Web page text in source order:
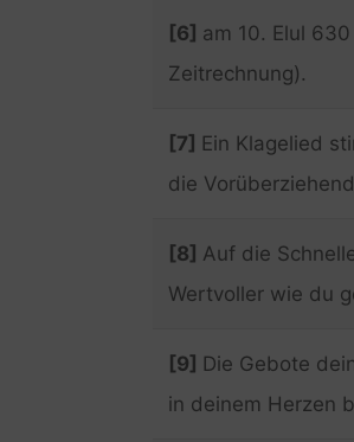
[6] am 10. Elul
Zeitrechnung).
[7] Ein Klagelied
die
[8] Auf die
Wertvoller wie du
[9] Die Gebote
in deinem Herzen